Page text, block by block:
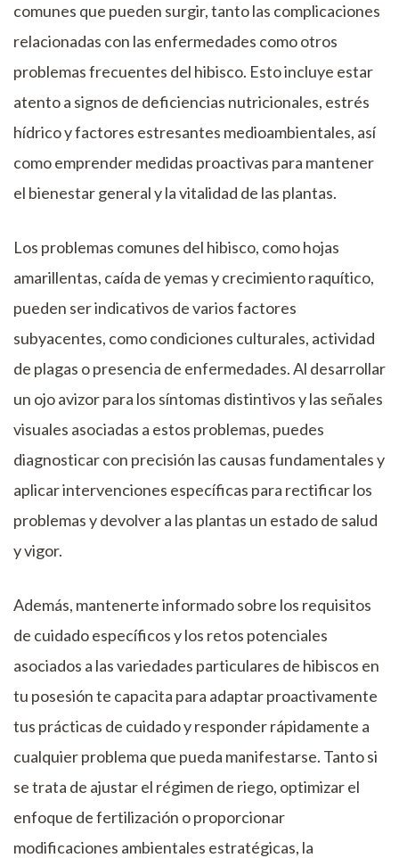
comunes que pueden surgir, tanto las complicaciones
relacionadas con las enfermedades como otros
problemas frecuentes del hibisco. Esto incluye estar
atento a signos de deficiencias nutricionales, estrés
hídrico y factores estresantes medioambientales, así
como emprender medidas proactivas para mantener
el bienestar general y la vitalidad de las plantas.
Los problemas comunes del hibisco, como hojas
amarillentas, caída de yemas y crecimiento raquítico,
pueden ser indicativos de varios factores
subyacentes, como condiciones culturales, actividad
de plagas o presencia de enfermedades. Al desarrollar
un ojo avizor para los síntomas distintivos y las señales
visuales asociadas a estos problemas, puedes
diagnosticar con precisión las causas fundamentales y
aplicar intervenciones específicas para rectificar los
problemas y devolver a las plantas un estado de salud
y vigor.
Además, mantenerte informado sobre los requisitos
de cuidado específicos y los retos potenciales
asociados a las variedades particulares de hibiscos en
tu posesión te capacita para adaptar proactivamente
tus prácticas de cuidado y responder rápidamente a
cualquier problema que pueda manifestarse. Tanto si
se trata de ajustar el régimen de riego, optimizar el
enfoque de fertilización o proporcionar
modificaciones ambientales estratégicas, la